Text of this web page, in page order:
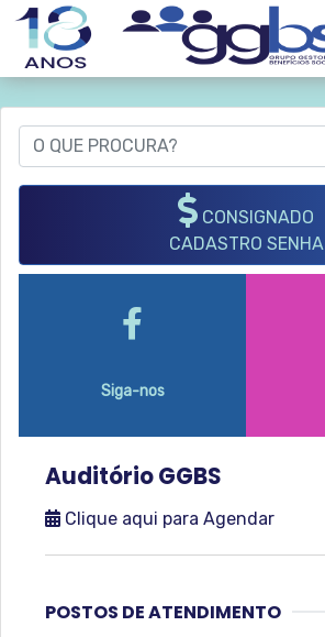
CONSIGNADO
CADASTRO SENHA
Siga-nos
Auditório GGBS
Clique aqui para Agendar
POSTOS DE ATENDIMENTO